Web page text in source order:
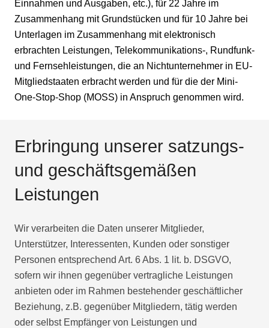
Einnahmen und Ausgaben, etc.), für 22 Jahre im
Zusammenhang mit Grundstücken und für 10 Jahre bei
Unterlagen im Zusammenhang mit elektronisch
erbrachten Leistungen, Telekommunikations-, Rundfunk-
und Fernsehleistungen, die an Nichtunternehmer in EU-
Mitgliedstaaten erbracht werden und für die der Mini-
One-Stop-Shop (MOSS) in Anspruch genommen wird.
Erbringung unserer satzungs-
und geschäftsgemäßen
Leistungen
Wir verarbeiten die Daten unserer Mitglieder,
Unterstützer, Interessenten, Kunden oder sonstiger
Personen entsprechend Art. 6 Abs. 1 lit. b. DSGVO,
sofern wir ihnen gegenüber vertragliche Leistungen
anbieten oder im Rahmen bestehender geschäftlicher
Beziehung, z.B. gegenüber Mitgliedern, tätig werden
oder selbst Empfänger von Leistungen und